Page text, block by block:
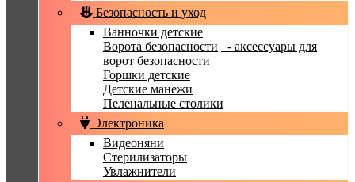
Безопасность и уход
Ванночки детские
Ворота безопасности
- аксессуары для
ворот безопасности
Горшки детские
Детские манежи
Пеленальные столики
Электроника
Видеоняни
Стерилизаторы
Увлажнители